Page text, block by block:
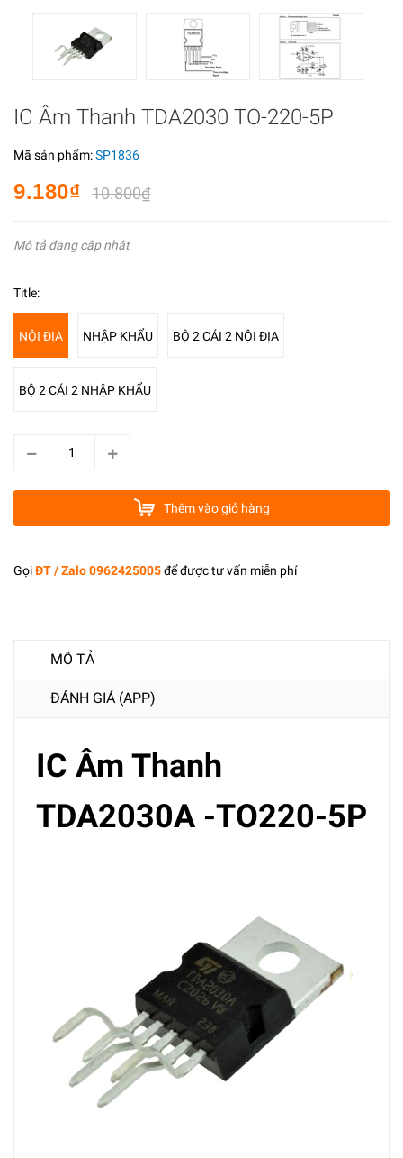
IC Âm Thanh TDA2030 TO-220-5P
Mã sản phẩm:SP1836
9.180₫ 10.800₫
Mô tả đang cập nhật
Title:
NỘI ĐỊA NHẬP KHẨU BỘ 2 CÁI 2 NỘI ĐỊA
BỘ 2 CÁI 2 NHẬP KHẨU
Thêm vào giỏ hàng
GọiĐT / Zalo 0962425005để được tư vấn miễn phí
MÔ TẢ
ĐÁNH GIÁ (APP)
IC Âm Thanh
TDA2030A -TO220-5P